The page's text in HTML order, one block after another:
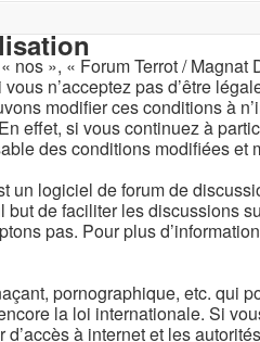
», « Forum Terrot /
n’acceptez pas d’être
modifier ces conditions à
effet, si vous continuez à
des conditions modifiées et
un logiciel de forum de
de faciliter les discussions
pas. Pour plus
pornographique, etc. qui
la loi internationale. Si
à internet et les